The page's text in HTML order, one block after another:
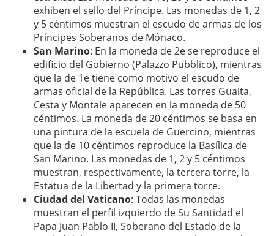
exhiben el sello del Príncipe. Las monedas de 1, 2
y 5 céntimos muestran el escudo de armas de los
Príncipes Soberanos de Mónaco.
San Marino: En la moneda de 2e se reproduce el
edificio del Gobierno (Palazzo Pubblico), mientras
que la de 1e tiene como motivo el escudo de
armas oficial de la República. Las torres Guaita,
Cesta y Montale aparecen en la moneda de 50
céntimos. La moneda de 20 céntimos se basa en
una pintura de la escuela de Guercino, mientras
que la de 10 céntimos reproduce la Basílica de
San Marino. Las monedas de 1, 2 y 5 céntimos
muestran, respectivamente, la tercera torre, la
Estatua de la Libertad y la primera torre.
Ciudad del Vaticano: Todas las monedas
muestran el perfil izquierdo de Su Santidad el
Papa Juan Pablo II, Soberano del Estado de la